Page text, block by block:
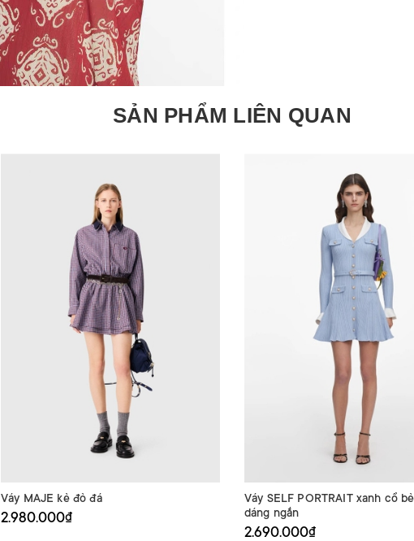
SẢN PHẨM LIÊN QUAN
Váy MAJE kẻ đỏ đá
2.980.000₫
Váy SELF PORTRAIT xanh cổ
dáng ngắn
2.690.000₫